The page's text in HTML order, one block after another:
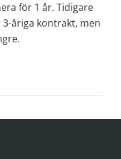
för 1 år. Tidigare
3-åriga kontrakt, men